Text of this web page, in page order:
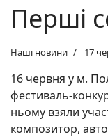
Перші
Наші новини 17
16 червня у м.
фестиваль-
ньому взяли
композитор,